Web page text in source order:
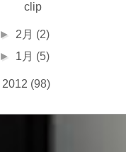
clip
► 2月 (2)
► 1月 (5)
2012 (98)